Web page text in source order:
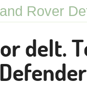
Rover
delt.